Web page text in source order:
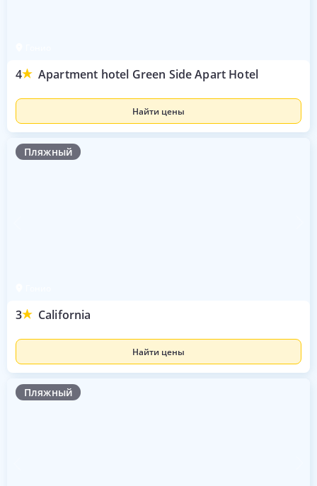
4 Apartment hotel Green Side Apart Hotel
Найти цены
Пляжный
3 California
Найти цены
Пляжный